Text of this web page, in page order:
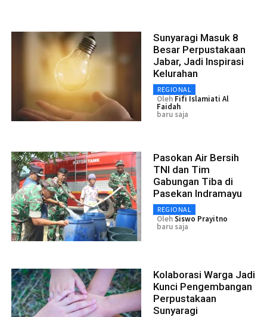
Sunyaragi Masuk 8
Besar Perpustakaan
Jabar, Jadi Inspirasi
Kelurahan
REGIONAL
Oleh Fifi Islamiati Al
Faidah
baru saja
Pasokan Air Bersih
TNI dan Tim
Gabungan Tiba di
Pasekan Indramayu
REGIONAL
OlehSiswo Prayitno
baru saja
Kolaborasi Warga Jadi
Kunci Pengembangan
Perpustakaan
Sunyaragi